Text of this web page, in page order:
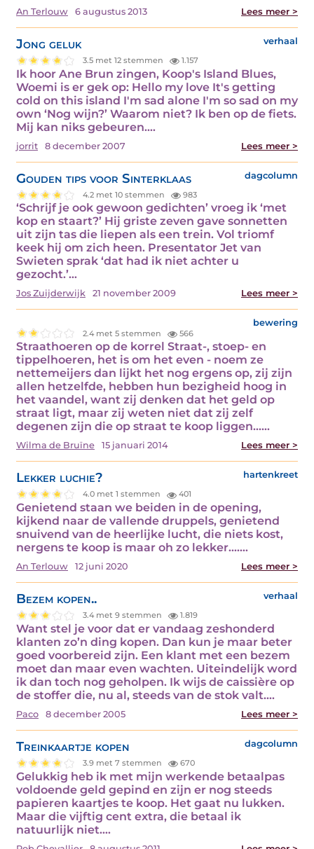
An Terlouw 6 augustus 2013 Lees meer >
Jong geluk verhaal
3.5 met 12 stemmen 1.157
Ik hoor Ane Brun zingen, Koop's Island Blues,
Woemi is er gek op: Hello my love It's getting
cold on this island I'm sad alone I'm so sad on my
own ‘Nog wijn?’ Waarom niet? Ik ben op de fiets.
Mij kan niks gebeuren.…
jorrit 8 december 2007 Lees meer >
Gouden tips voor Sinterklaas dagcolumn
4.2 met 10 stemmen 983
‘Schrijf je ook gewoon gedichten’ vroeg ik ‘met
kop en staart?’ Hij griste zeven gave sonnetten
uit zijn tas die liepen als een trein. Vol triomf
keek hij om zich heen. Presentator Jet van
Swieten sprak ‘dat had ik niet achter u
gezocht.’…
Jos Zuijderwijk 21 november 2009 Lees meer >
bewering
2.4 met 5 stemmen 566
Straathoeren op de korrel Straat-, stoep- en
tippelhoeren, het is om het even - noem ze
nettemeijers dan lijkt het nog ergens op, zij zijn
allen hetzelfde, hebben hun bezigheid hoog in
het vaandel, want zij denken dat het geld op
straat ligt, maar zij weten niet dat zij zelf
degenen zijn die op straat te koop liggen...…
Wilma de Bruïne 15 januari 2014 Lees meer >
Lekker luchie? hartenkreet
4.0 met 1 stemmen 401
Genietend staan we beiden in de opening,
kijkend naar de vallende druppels, genietend
snuivend van de heerlijke lucht, die niets kost,
nergens te koop is maar oh zo lekker....…
An Terlouw 12 juni 2020 Lees meer >
Bezem kopen.. verhaal
3.4 met 9 stemmen 1.819
Want stel je voor dat er vandaag zeshonderd
klanten zo’n ding kopen. Dan kun je maar beter
goed voorbereid zijn. Een klant met een bezem
moet dan maar even wachten. Uiteindelijk word
ik dan toch nog geholpen. Ik wijs de caissière op
de stoffer die, nu al, steeds van de stok valt.…
Paco 8 december 2005 Lees meer >
Treinkaartje kopen dagcolumn
3.9 met 7 stemmen 670
Gelukkig heb ik met mijn werkende betaalpas
voldoende geld gepind en zijn er nog steeds
papieren kaartjes te koop. Het gaat nu lukken.
Maar die vijftig cent extra, die betaal ik
natuurlijk niet.…